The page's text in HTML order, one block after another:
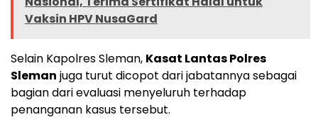
Vaksin HPV NusaGard
Selain Kapolres Sleman, Kasat Lantas Polres
Sleman juga turut dicopot dari jabatannya sebagai
bagian dari evaluasi menyeluruh terhadap
penanganan kasus tersebut.